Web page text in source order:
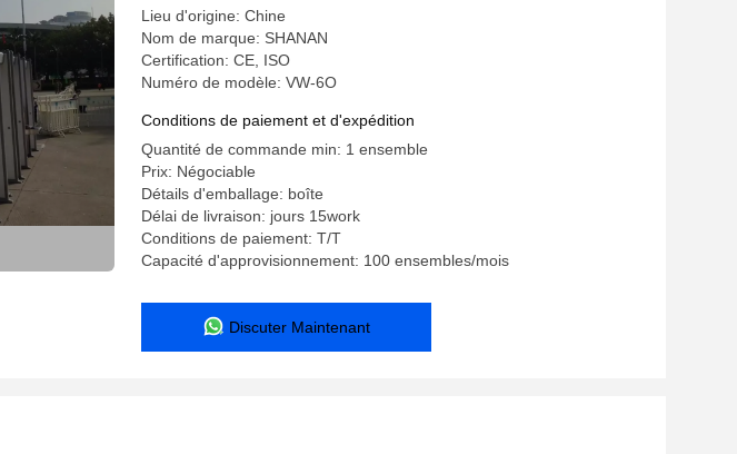
Lieu d'origine: Chine
Nom de marque: SHANAN
Certification: CE, ISO
Numéro de modèle: VW-6O
Conditions de paiement et d'expédition
Quantité de commande min: 1 ensemble
Prix: Négociable
Détails d'emballage: boîte
Délai de livraison: jours 15work
Conditions de paiement: T/T
Capacité d'approvisionnement: 100 ensembles/mois
Discuter Maintenant